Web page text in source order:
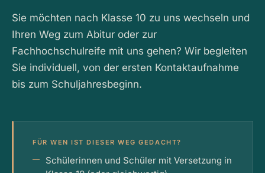
Sie möchten nach Klasse 10 zu uns wechseln und
Ihren Weg zum Abitur oder zur
Fachhochschulreife mit uns gehen? Wir begleiten
Sie individuell, von der ersten Kontaktaufnahme
bis zum Schuljahresbeginn.
FÜR WEN IST DIESER WEG GEDACHT?
Schülerinnen und Schüler mit Versetzung in